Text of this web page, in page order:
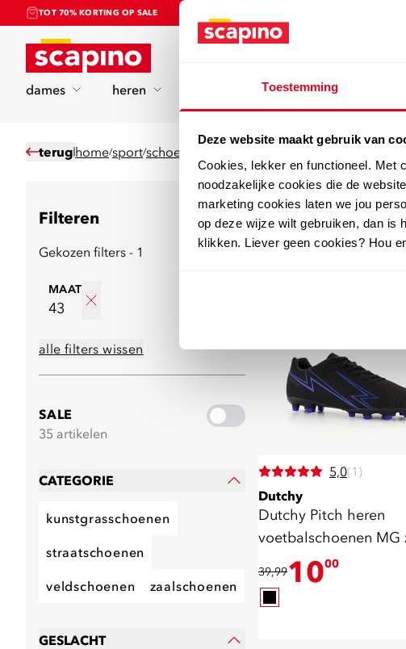
Toestemming
Deze website maakt gebruik van
Cookies, lekker en functioneel. Met
noodzakelijke cookies die de
marketing cookies laten we jou
op deze wijze wilt gebruiken, dan is
klikken. Liever geen cookies? Hou
TOT 70% KORTING OP SALE
Home
dames heren sport
terug home/sport/schoenen
Filteren
Gekozen filters - 1
MAAT
43
alle filters wissen
SALE
35 artikelen
CATEGORIE
kunstgrasschoenen
straatschoenen
veldschoenen zaalschoenen
GESLACHT
56 producten
5,0(1)
Dutchy
Dutchy Pitch heren
voetbalschoenen MG
Blauw
39,991000